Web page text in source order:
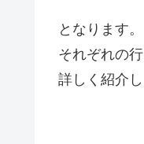
となります。
それぞれの
詳しく紹介し